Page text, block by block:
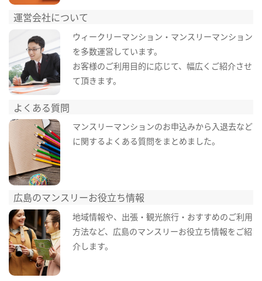
運営会社について
ウィークリーマンション・マンスリーマンション
を多数運営しています。
お客様のご利用目的に応じて、幅広くご紹介させ
て頂きます。
よくある質問
マンスリーマンションのお申込みから入退去など
に関するよくある質問をまとめました。
広島のマンスリーお役立ち情報
地域情報や、出張・観光旅行・おすすめのご利用
方法など、広島のマンスリーお役立ち情報をご紹
介します。